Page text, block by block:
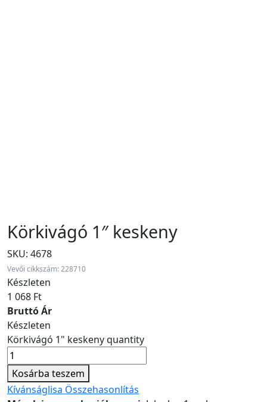
Körkivágó 1″ keskeny
SKU: 4678
Vevői cikkszám: 228710
Készleten
1 068 Ft
Bruttó Ár
Készleten
Körkivágó 1" keskeny quantity
Kosárba teszem
Kívánságlisa Összehasonlítás